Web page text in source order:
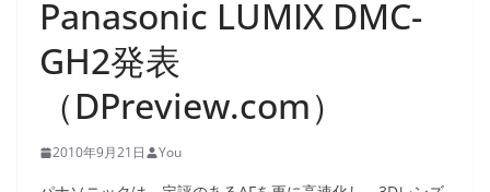
Panasonic LUMIX DMC-
GH2発表
（DPreview.com）
2010年9月21日 You